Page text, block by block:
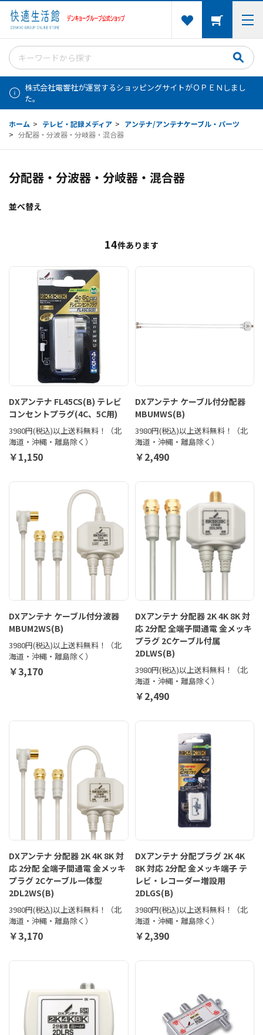
株式会社電響社が運営するショッピングサイトがＯＰＥＮしまし
た。
ホーム > テレビ・記録メディア > アンテナ/アンテナケーブル・パーツ
> 分配器・分波器・分岐器・混合器
分配器・分波器・分岐器・混合器
並べ替え
14件あります
DXアンテナ FL45CS(B) テレビ
コンセントプラグ(4C、5C用)
3980円(税込)以上送料無料！（北
海道・沖縄・離島除く）
￥1,150
DXアンテナ ケーブル付分配器
MBUMWS(B)
3980円(税込)以上送料無料！（北
海道・沖縄・離島除く）
￥2,490
DXアンテナ ケーブル付分波器
MBUM2WS(B)
3980円(税込)以上送料無料！（北
海道・沖縄・離島除く）
￥3,170
DXアンテナ 分配器 2K 4K 8K 対
応 2分配 全端子間通電 金メッキ
プラグ 2Cケーブル付属
2DLWS(B)
3980円(税込)以上送料無料！（北
海道・沖縄・離島除く）
￥2,490
DXアンテナ 分配器 2K 4K 8K 対
応 2分配 全端子間通電 金メッキ
プラグ 2Cケーブル一体型
2DL2WS(B)
3980円(税込)以上送料無料！（北
海道・沖縄・離島除く）
￥3,170
DXアンテナ 分配プラグ 2K 4K
8K 対応 2分配 金メッキ端子 テ
レビ・レコーダー増設用
2DLGS(B)
3980円(税込)以上送料無料！（北
海道・沖縄・離島除く）
￥2,390